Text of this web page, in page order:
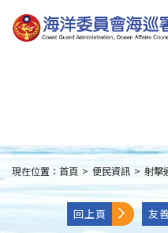
到
主
:::
現在位置： 首頁 > 便民資訊 > 射擊
回上頁 友